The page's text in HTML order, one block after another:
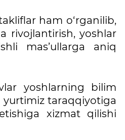
ham o‘rganilib,
rivojlantirish, yoshlar
mas’ullarga aniq
yoshlarning bilim
yurtimiz taraqqiyotiga
xizmat qilishi